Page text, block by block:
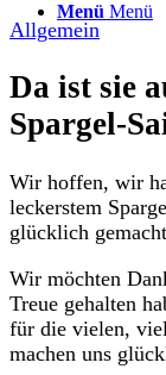
Menü Menü
Allgemein
Da ist sie
Spargel-
Wir hoffen, wir
leckerstem
glücklich
Wir möchten
Treue gehalten
für die vielen,
machen uns